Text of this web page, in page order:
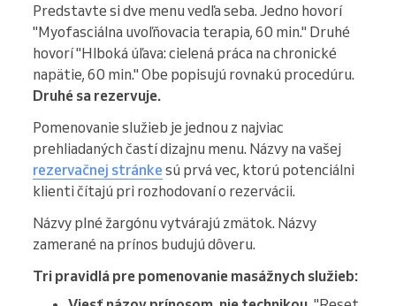
Predstavte si dve menu vedľa seba. Jedno hovorí
"Myofasciálna uvoľňovacia terapia, 60 min." Druhé
hovorí "Hlboká úľava: cielená práca na chronické
napätie, 60 min." Obe popisujú rovnakú procedúru.
Druhé sa rezervuje.
Pomenovanie služieb je jednou z najviac
prehliadaných častí dizajnu menu. Názvy na vašej
rezervačnej stránke sú prvá vec, ktorú potenciálni
klienti čítajú pri rozhodovaní o rezervácii.
Názvy plné žargónu vytvárajú zmätok. Názvy
zamerané na prínos budujú dôveru.
Tri pravidlá pre pomenovanie masážnych služieb: